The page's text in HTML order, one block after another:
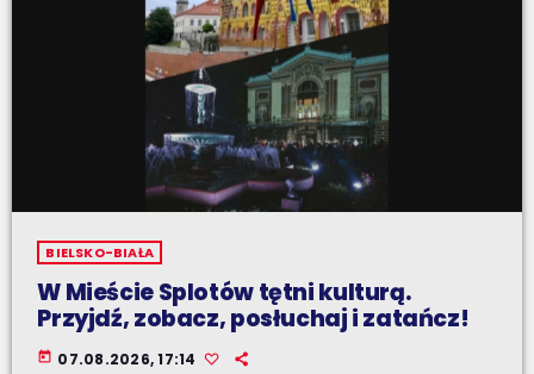
BIELSKO-BIAŁA
W Mieście Splotów tętni kulturą.
Przyjdź, zobacz, posłuchaj i zatańcz!
today 07.08.2026, 17:14